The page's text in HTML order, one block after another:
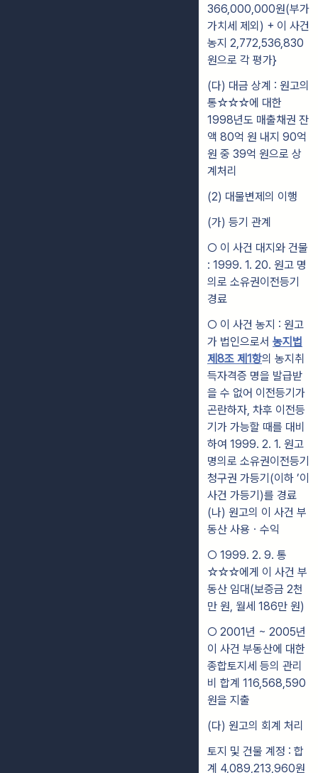
366,000,000원(부가
가치세 제외) + 이 사건
농지 2,772,536,830
원으로 각 평가}
(다) 대금 상계 : 원고의
통☆☆☆에 대한
1998년도 매출채권 잔
액 80억 원 내지 90억
원 중 39억 원으로 상
계처리
(2) 대물변제의 이행
(가) 등기 관계
○ 이 사건 대지와 건물
: 1999. 1. 20. 원고 명
의로 소유권이전등기
경료
○ 이 사건 농지 : 원고
가 법인으로서 농지법
제8조 제1항의 농지취
득자격증 명을 발급받
을 수 없어 이전등기가
곤란하자, 차후 이전등
기가 가능할 때를 대비
하여 1999. 2. 1. 원고
명의로 소유권이전등기
청구권 가등기(이하 ’이
사건 가등기)를 경료
(나) 원고의 이 사건 부
동산 사용ㆍ수익
○ 1999. 2. 9. 통
☆☆☆에게 이 사건 부
동산 임대(보증금 2천
만 원, 월세 186만 원)
○ 2001년 ~ 2005년
이 사건 부동산에 대한
종합토지세 등의 관리
비 합계 116,568,590
원을 지출
(다) 원고의 회계 처리
토지 및 건물 계정 : 합
계 4,089,213,960원